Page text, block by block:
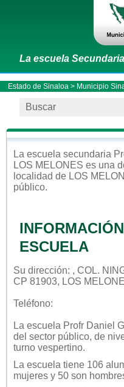
La escuela
Estado de Sinaloa > Municipio
La escuela secundaria
LOS MELONES es una
localidad de LOS
público.
ESCUELA
Su dirección: , COL.
CP 81903, LOS
Teléfono:
La escuela Profr Daniel
del sector público, de
turno vespertino.
La escuela tiene 106
mujeres y 50 son